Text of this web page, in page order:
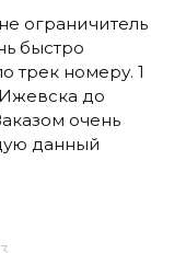
ограничитель
быстро
трек номеру. 1
до
очень
данный